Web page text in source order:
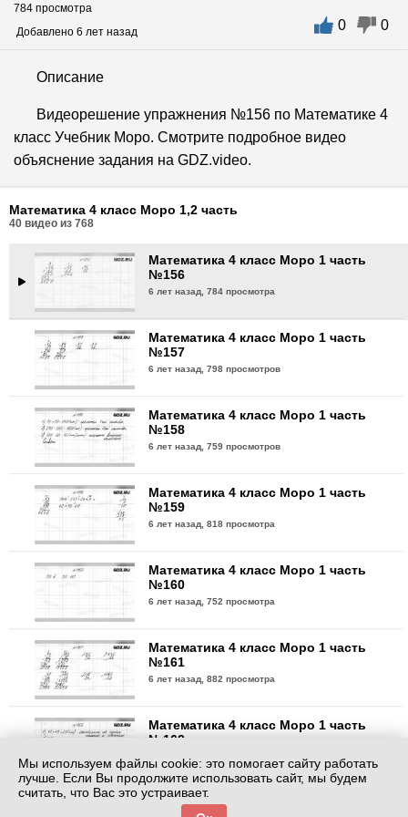
784 просмотра
Добавлено 6 лет назад
0 0
Описание
Видеорешение упражнения №156 по Математике 4
класс Учебник Моро. Смотрите подробное видео
объяснение задания на GDZ.video.
Математика 4 класс Моро 1,2 часть
40 видео из 768
Математика 4 класс Моро 1 часть
№154
6 лет назад,815 просмотра
6 лет назад,778 просмотров
Математика 4 класс Моро 1 часть
№156
6 лет назад,784 просмотра
Математика 4 класс Моро 1 часть
№157
6 лет назад,798 просмотров
Математика 4 класс Моро 1 часть
№158
6 лет назад,759 просмотров
Математика 4 класс Моро 1 часть
№159
6 лет назад,818 просмотра
Математика 4 класс Моро 1 часть
№160
6 лет назад,752 просмотра
Математика 4 класс Моро 1 часть
№161
6 лет назад,882 просмотра
Математика 4 класс Моро 1 часть
№162
Математика 4 класс Моро 1 часть
Мы используем файлы cookie: это помогает сайту работать
лучше. Если Вы продолжите использовать сайт, мы будем
считать, что Вас это устраивает.